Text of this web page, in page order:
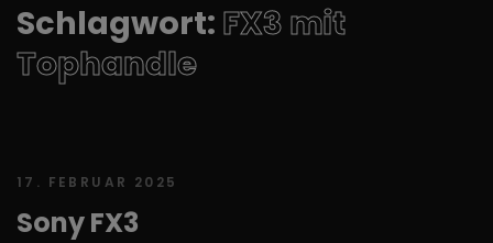
Schlagwort: FX3 mit
Tophandle
17. FEBRUAR 2025
Sony FX3